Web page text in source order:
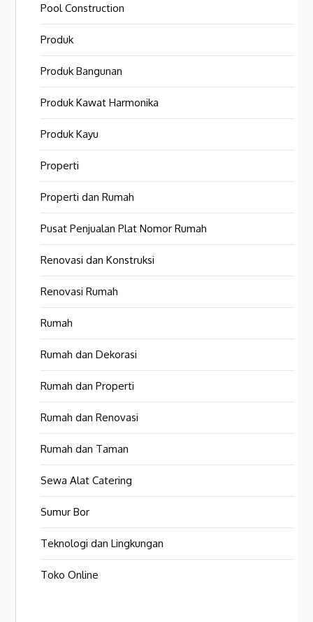
Pool Construction
Produk
Produk Bangunan
Produk Kawat Harmonika
Produk Kayu
Properti
Properti dan Rumah
Pusat Penjualan Plat Nomor Rumah
Renovasi dan Konstruksi
Renovasi Rumah
Rumah
Rumah dan Dekorasi
Rumah dan Properti
Rumah dan Renovasi
Rumah dan Taman
Sewa Alat Catering
Sumur Bor
Teknologi dan Lingkungan
Toko Online